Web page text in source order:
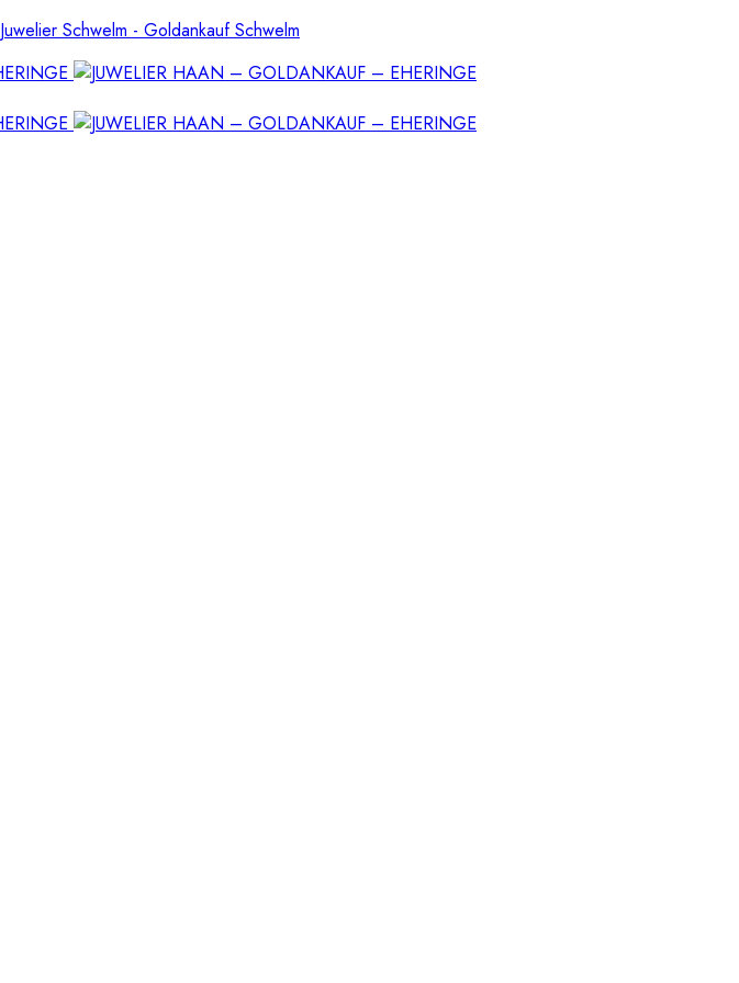
Juwelier Schwelm - Goldankauf Schwelm